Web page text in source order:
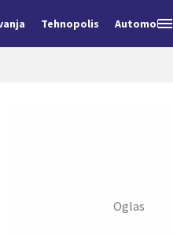
Tehnopolis Automobili